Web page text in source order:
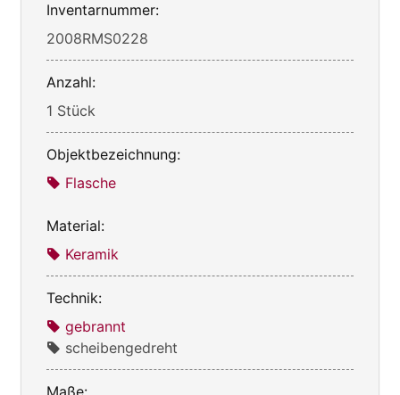
Inventarnummer:
2008RMS0228
Anzahl:
1 Stück
Objektbezeichnung:
Flasche
Material:
Keramik
Technik:
gebrannt
scheibengedreht